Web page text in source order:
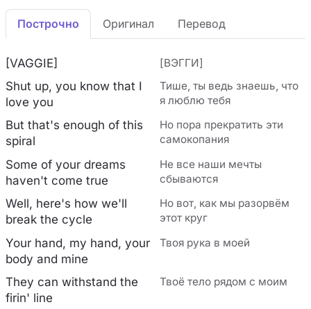
Построчно Оригинал Перевод
[VAGGIE] [ВЭГГИ]
Shut up, you know that I
love you
Тише, ты ведь знаешь, что
я люблю тебя
But that's enough of this
spiral
Но пора прекратить эти
самокопания
Some of your dreams
haven't come true
Не все наши мечты
сбываются
Well, here's how we'll
break the cycle
Но вот, как мы разорвём
этот круг
Your hand, my hand, your
body and mine
Твоя рука в моей
They can withstand the
firin' line
Твоё тело рядом с моим